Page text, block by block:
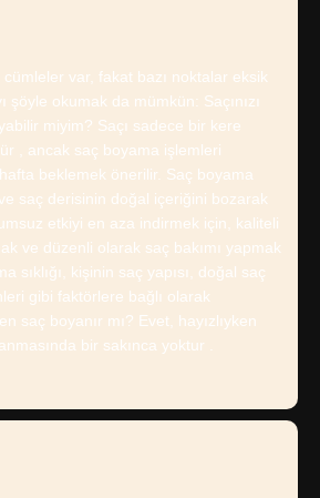
cümleler var, fakat bazı noktalar eksik
şöyle okumak da mümkün: Saçınızı
miyim? Saçı sadece bir kere
, ancak saç boyama işlemleri
beklemek önerilir. Saç boyama
saç derisinin doğal içeriğini bozarak
etkiyi en aza indirmek için, kaliteli
ve düzenli olarak saç bakımı yapmak
sıklığı, kişinin saç yapısı, doğal saç
gibi faktörlere bağlı olarak
saç boyanır mı? Evet, hayızlıyken
bir sakınca yoktur .